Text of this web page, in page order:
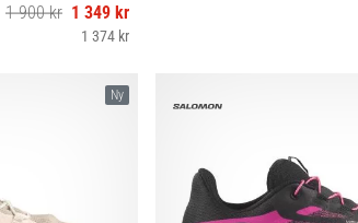
1 900 kr 1 349 kr
1 374 kr
Ny